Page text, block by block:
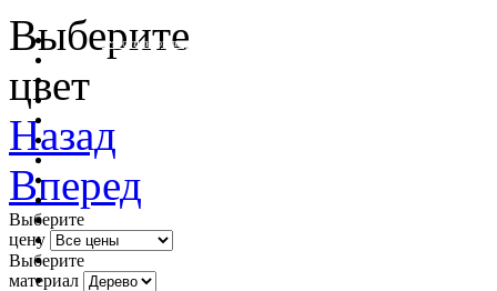
очистить фильтр цвета
Выберите
цвет
Назад
Вперед
Выберите
цену
Выберите
материал